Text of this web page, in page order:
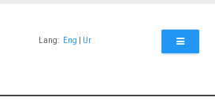
Lang: Eng Ur